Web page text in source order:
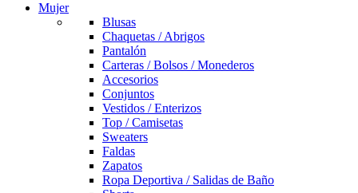
Mujer
Blusas
Chaquetas / Abrigos
Pantalón
Carteras / Bolsos / Monederos
Accesorios
Conjuntos
Vestidos / Enterizos
Top / Camisetas
Sweaters
Faldas
Zapatos
Ropa Deportiva / Salidas de Baño